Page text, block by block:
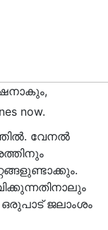
now.
വേനൽ
ഒരുപാട് ജലാംശം